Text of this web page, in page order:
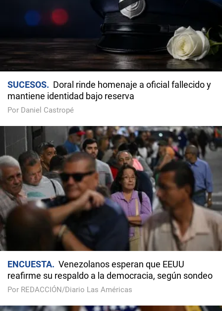
SUCESOS
Doral rinde homenaje a oficial fallecido y
mantiene identidad bajo reserva
Por Daniel Castropé
ENCUESTA
Venezolanos esperan que EEUU
reafirme su respaldo a la democracia, según sondeo
Por REDACCIÓN/Diario Las Américas